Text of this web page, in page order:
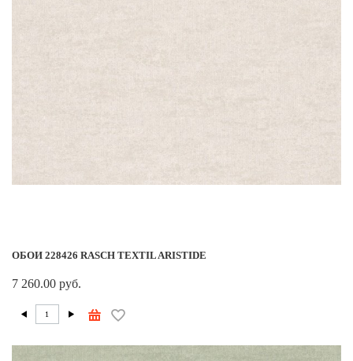
ОБОИ 228426 RASCH TEXTIL ARISTIDE
7 260.00 руб.